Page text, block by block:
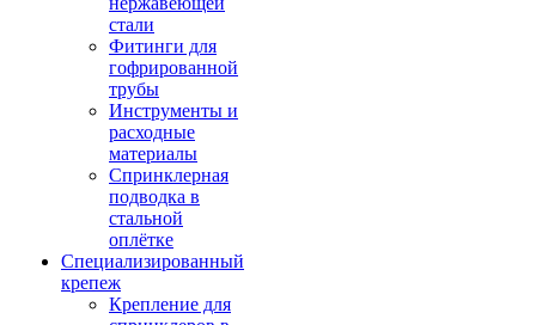
стали
Фитинги для
гофрированной
трубы
Инструменты и
расходные
материалы
Спринклерная
подводка в
стальной
оплётке
Специализированный
крепеж
Крепление для